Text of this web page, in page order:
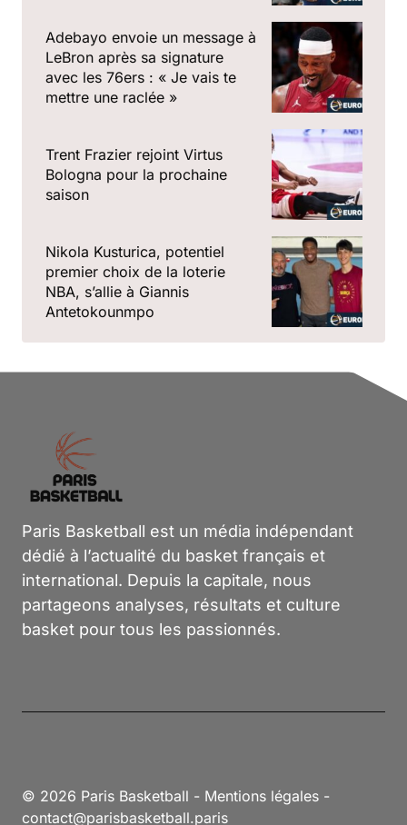
Adebayo envoie un message à
LeBron après sa signature
avec les 76ers : « Je vais te
mettre une raclée »
Trent Frazier rejoint Virtus
Bologna pour la prochaine
saison
Nikola Kusturica, potentiel
premier choix de la loterie
NBA, s’allie à Giannis
Antetokounmpo
Paris Basketball est un média indépendant
dédié à l’actualité du basket français et
international. Depuis la capitale, nous
partageons analyses, résultats et culture
basket pour tous les passionnés.
© 2026 Paris Basketball - Mentions légales -
contact@parisbasketball.paris